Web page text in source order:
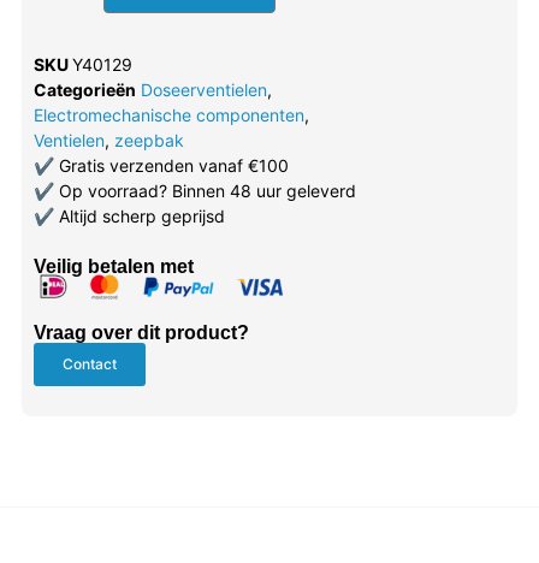
SKUY40129
Categorieën Doseerventielen,
Electromechanische componenten,
Ventielen, zeepbak
✔Gratis verzenden vanaf €100
✔Op voorraad? Binnen 48 uur geleverd
✔Altijd scherp geprijsd
Veilig betalen met
Vraag over dit product?
Contact